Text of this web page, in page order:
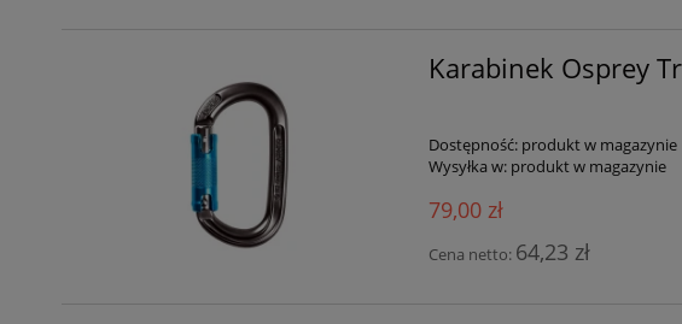
Karabinek Osprey
Dostępność: produkt w magazynie
Wysyłka w: produkt w magazynie
79,00 zł
Cena netto: 64,23 zł